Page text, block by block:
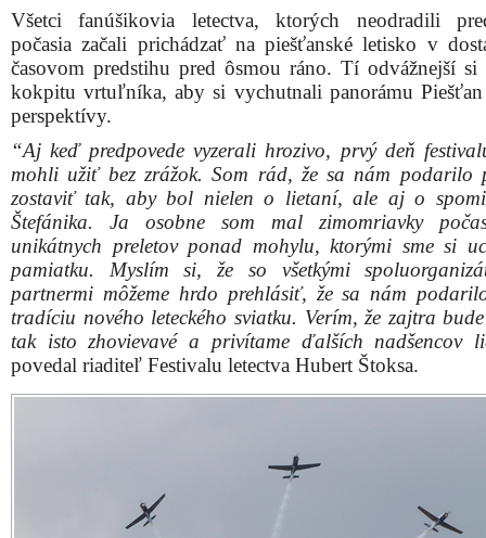
FOTO: Simon
Na piešťanskom nebi sa okrem vojenských
krajín, kde Štefánik pôsobil, predstavila aj lotyšská
Návštevníci tajili dych pri bláznivých
svetoznámych pilotov, Zoliho Vereša i Martina Šonku.